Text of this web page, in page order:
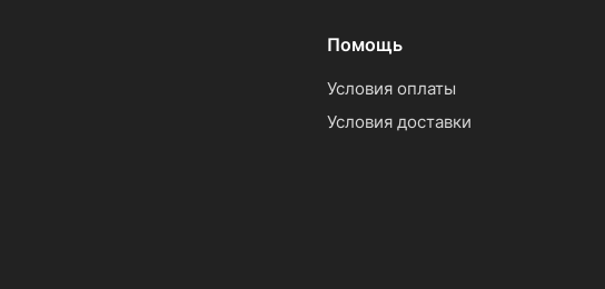
Помощь
Условия оплаты
Условия доставки